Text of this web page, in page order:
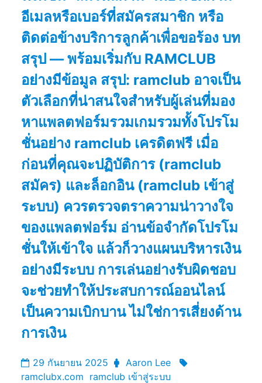
อีเมลหรือเบอร์ที่สมัครสมาชิก หรือ
ติดต่อข้างบริการลูกค้าเพื่อขอร้อง บท
สรุป — พร้อมเริ่มกับ RAMCLUB
อย่างมีข้อมูล สรุป: ramclub อาจเป็น
ตัวเลือกที่น่าสนใจสำหรับผู้เล่นที่มอง
หาแพลตฟอร์มรวมเกมรวมทั้งโปรโม
ชั่นอย่าง ramclub เครดิตฟรี เมื่อ
ก่อนที่คุณจะปฏิบัติการ (ramclub
สมัคร) และล็อกอิน (ramclub เข้าสู่
ระบบ) ควรตรวจตราความน่าวางใจ
ของแพลตฟอร์ม อ่านข้อจำกัดโปรโม
ชั่นให้เข้าใจ แล้วก็วางแผนบริหารเงิน
อย่างมีระบบ การเล่นอย่างรับผิดชอบ
จะช่วยทำให้ประสบการณ์ออนไลน์
เป็นความเบิกบาน ไม่ใช่การเสี่ยงด้าน
การเงิน
29 กันยายน 2025
Aaron Lee
ramclubx.com ramclub เข้าสู่ระบบ